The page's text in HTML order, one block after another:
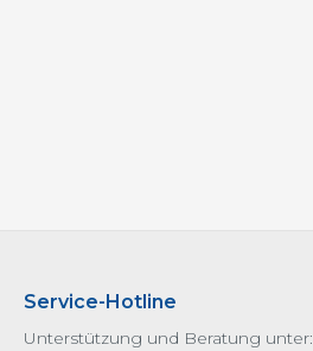
Service-Hotline
Unterstützung und Beratung unter: